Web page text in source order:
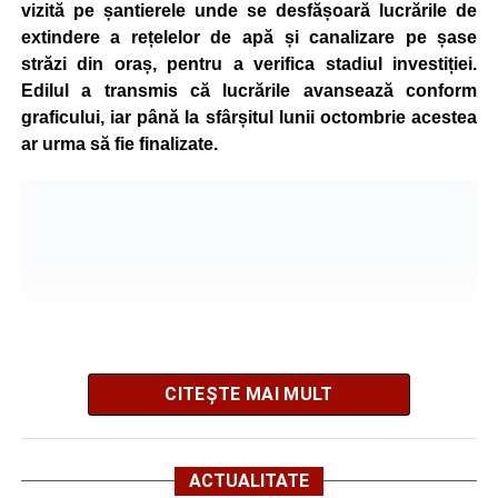
Administrația locală subliniază că decizia are caracter
temporar și este adoptată în contextul actualei situații
energetice din România, în condițiile în care autoritățile
centrale au cerut instituțiilor publice să adopte măsuri
pentru reducerea cheltuielilor și a consumului de energie,
noile setări ale programului de
iluminat:
1848, 1907, 24 Ianuarie, 8 Aprilie, Alunului,
vizită pe șantierele unde se desfășoară lucrările de
extindere a rețelelor de apă și canalizare pe șase
străzi din oraș, pentru a verifica stadiul investiției.
Edilul a transmis că lucrările avansează conform
graficului, iar până la sfârșitul lunii octombrie acestea
ar urma să fie finalizate.
Potrivit informațiilor prezentate de primarul Dorin Nistor,
CITEȘTE MAI MULT
ACTUALITATE